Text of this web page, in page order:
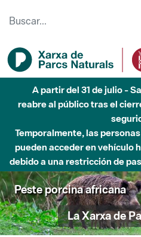
A partir del 31 de julio -
reabre al público tras el
Temporalmente, las
pueden acceder en vehículo
debido a una restricción de
Peste porcina africana
La Xarxa de